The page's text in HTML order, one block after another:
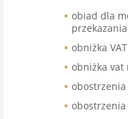
obiad dla
obniżka VAT
obniżka vat
obostrzenia